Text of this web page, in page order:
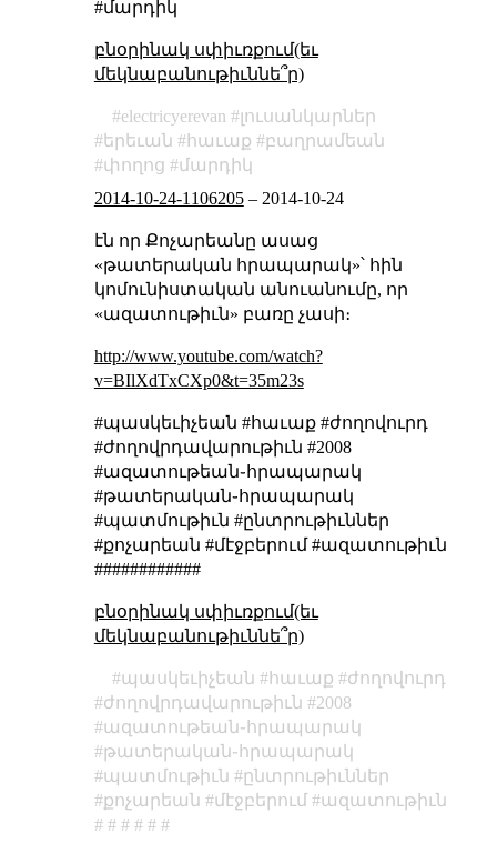
#մարդիկ
բնօրինակ սփիւռքում(եւ
մեկնաբանութիւննե՞ր)
electricyerevan
լուսանկարներ
երեւան
հաւաք
բաղրամեան
փողոց
մարդիկ
2014-10-24-1106205– 2014-10-24
էն որ Քոչարեանը ասաց
«թատերական հրապարակ»՝ հին
կոմունիստական անուանումը, որ
«ազատութիւն» բառը չասի։
http://www.youtube.com/watch?
v=BIlXdTxCXp0&t=35m23s
#պասկեւիչեան #հաւաք #ժողովուրդ
#ժողովրդավարութիւն #2008
#ազատութեան֊հրապարակ
#թատերական֊հրապարակ
#պատմութիւն #ընտրութիւններ
#քոչարեան #մէջբերում #ազատութիւն
############
բնօրինակ սփիւռքում(եւ
մեկնաբանութիւննե՞ր)
պասկեւիչեան հաւաք
ժողովուրդ
ժողովրդավարութիւն
2008
ազատութեան֊հրապարակ
թատերական֊հրապարակ
պատմութիւն
ընտրութիւններ
քոչարեան
մէջբերում ազատութիւն